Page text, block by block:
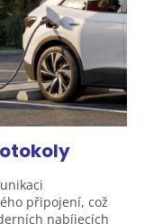
připojení, což
nabíjecích